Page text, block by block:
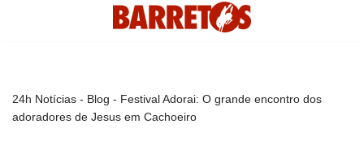
24h Notícias - Blog - Festival Adorai: O grande encontro dos
adoradores de Jesus em Cachoeiro